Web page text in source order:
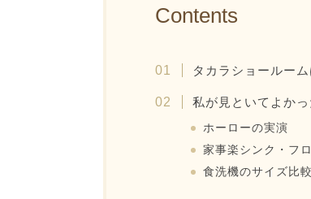
Contents
タカラショールー
私が見といてよかっ
ホーローの実演
家事楽シンク・フ
食洗機のサイズ比較